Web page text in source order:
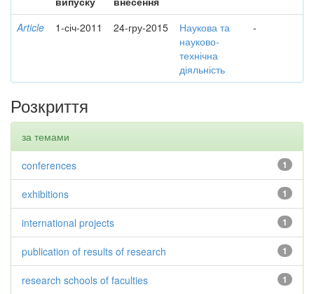
Article 1-січ-2011 24-гру-2015
Наукова та
науково-
технічна
діяльність
-
Розкриття
за темами
1
conferences
1
exhibitions
1
international projects
1
publication of results of research
1
research schools of faculties